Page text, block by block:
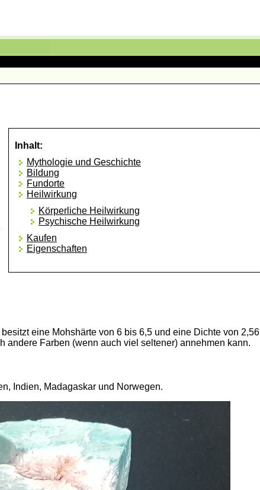
Inhalt:
Mythologie und Geschichte
Bildung
Fundorte
Heilwirkung
Körperliche Heilwirkung
Psychische Heilwirkung
Kaufen
Eigenschaften
besitzt eine Mohshärte von 6 bis 6,5 und eine Dichte von 2,56
andere Farben (wenn auch viel seltener) annehmen kann.
Indien, Madagaskar und Norwegen.